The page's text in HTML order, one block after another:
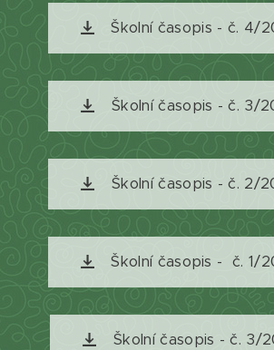
Školní časopis - č. 4/
Školní časopis - č. 3/
Školní časopis - č. 2/
Školní časopis - č. 1/
Školní časopis - č. 3/